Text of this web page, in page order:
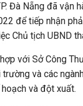
Đà Nẵng đã vận
để tiếp nhận
Chủ tịch UBND
với Sở Công
và các
và đột xuất.